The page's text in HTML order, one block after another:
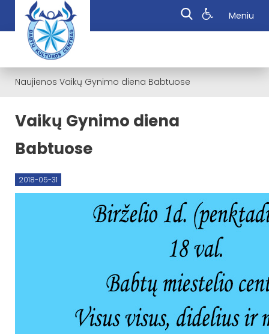
Meniu
Naujienos Vaikų Gynimo diena Babtuose
Vaikų Gynimo diena
Babtuose
2018-05-31